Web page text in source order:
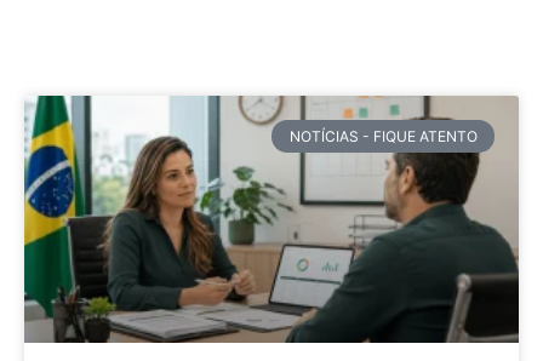
NOTÍCIAS - FIQUE ATENTO